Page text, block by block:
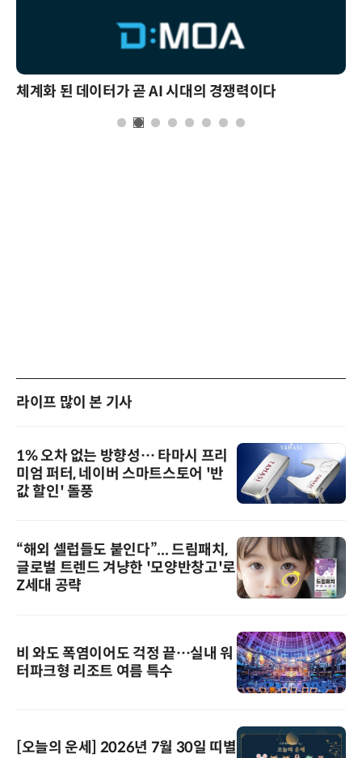
체계화 된 데이터가 곧 AI 시대의 경쟁력이다
라이프 많이 본 기사
1% 오차 없는 방향성… 타마시 프리
미엄 퍼터, 네이버 스마트스토어 '반
값 할인' 돌풍
“해외 셀럽들도 붙인다”... 드림패치,
글로벌 트렌드 겨냥한 '모양반창고'로
Z세대 공략
비 와도 폭염이어도 걱정 끝…실내 워
터파크형 리조트 여름 특수
[오늘의 운세] 2026년 7월 30일 띠별